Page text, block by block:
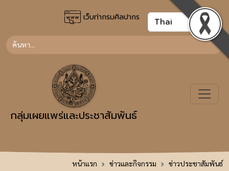
เว็บท่ากรมศิลปากร
กลุ่มเผยแพร่และประชาสัมพันธ์
หน้าแรก ข่าวและกิจกรรม ข่าวประชาสัมพันธ์